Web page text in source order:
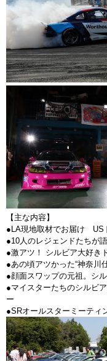
【主な内容】
●LA現地取材でお届け US
●10人のレジェンドたちが
●激アツ！ シルビア大好き
●あの頃アツかった“神奈川
●顔面スワップの元祖。シ
●マイスターたちのシルビ
ー
●SRオールスターミーティ